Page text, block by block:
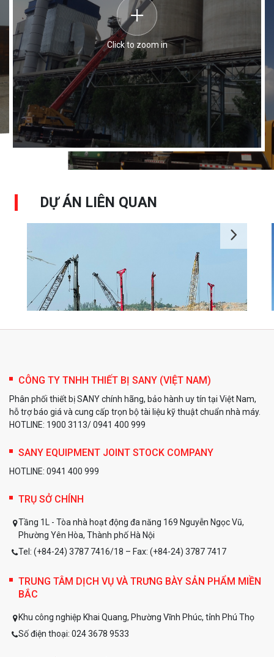
Click to zoom in
Click to zoom in
Click to zoom in
DỰ ÁN LIÊN QUAN
13 Tháng 2, 2025
Khu liên hiệp gang thép Hòa Phát –
Dung Quất (Giai đoạn 2)
CÔNG TY TNHH THIẾT BỊ SANY (VIỆT NAM)
Phân phối thiết bị SANY chính hãng, bảo hành uy tín tại Việt Nam,
hỗ trợ báo giá và cung cấp trọn bộ tài liệu kỹ thuật chuẩn nhà máy.
HOTLINE: 1900 3113/ 0941 400 999
SANY EQUIPMENT JOINT STOCK COMPANY
HOTLINE: 0941 400 999
TRỤ SỞ CHÍNH
Tầng 1L - Tòa nhà hoạt động đa năng 169 Nguyễn Ngọc Vũ,
Phường Yên Hòa, Thành phố Hà Nội
Tel: (+84-24) 3787 7416/18 – Fax: (+84-24) 3787 7417
TRUNG TÂM DỊCH VỤ VÀ TRƯNG BÀY SẢN PHẨM MIỀN
BẮC
Khu công nghiệp Khai Quang, Phường Vĩnh Phúc, tỉnh Phú Thọ
Số điện thoại: 024 3678 9533